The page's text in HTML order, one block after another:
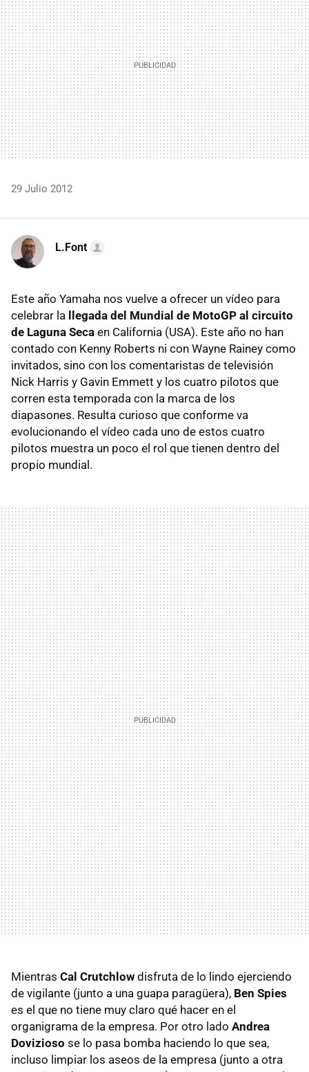
29 Julio 2012
L.Font
Este año Yamaha nos vuelve a ofrecer un vídeo para
celebrar la llegada del Mundial de MotoGP al circuito
de Laguna Seca en California (USA). Este año no han
contado con Kenny Roberts ni con Wayne Rainey como
invitados, sino con los comentaristas de televisión
Nick Harris y Gavin Emmett y los cuatro pilotos que
corren esta temporada con la marca de los
diapasones. Resulta curioso que conforme va
evolucionando el vídeo cada uno de estos cuatro
pilotos muestra un poco el rol que tienen dentro del
propio mundial.
Mientras Cal Crutchlow disfruta de lo lindo ejerciendo
de vigilante (junto a una guapa paragüera), Ben Spies
es el que no tiene muy claro qué hacer en el
organigrama de la empresa. Por otro lado Andrea
Dovizioso se lo pasa bomba haciendo lo que sea,
incluso limpiar los aseos de la empresa (junto a otra